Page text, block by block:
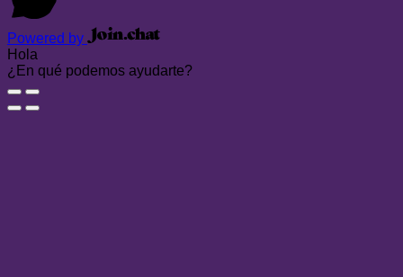
Powered by
Hola
¿En qué podemos ayudarte?